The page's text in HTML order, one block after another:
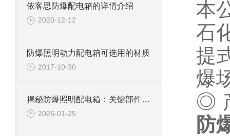
依客思防爆配电箱的详情介绍
2020-12-12
防爆照明动力配电箱可选用的材质
2017-10-30
揭秘防爆照明配电箱：关键部件解析
2026-01-25
本
石
提
爆
◎
防